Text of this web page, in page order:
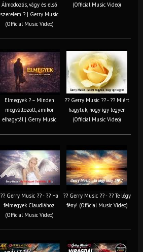
Álmodozás, vágy és első
szerelem ? | Gerry Music
(Official Music Video)
(Official Music Video)
Elmegyek ? – Minden
megváltozott, amikor
elhagytál | Gerry Music
?? Gerry Music ?? - ?? Miért
hagytuk, hogy így legyen
(Official Music Video)
?? Gerry Music ?? - ?? Ha
felmegyek Claudiához
(Official Music Video)
?? Gerry Music ?? - ?? Te légy
fény! (Official Music Video)